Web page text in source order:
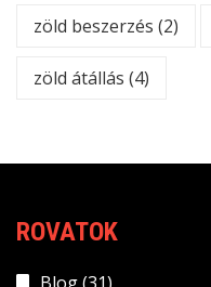
zöld beszerzés (2)
zöld átállás (4)
ROVATOK